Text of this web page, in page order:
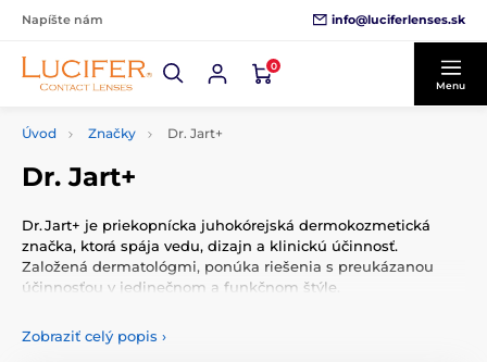
Napíšte nám info@luciferlenses.sk
0
Menu
Úvod Značky Dr. Jart+
Dr. Jart+
Dr. Jart+ je priekopnícka juhokórejská dermokozmetická
značka, ktorá spája vedu, dizajn a klinickú účinnosť.
Založená dermatológmi, ponúka riešenia s preukázanou
účinnosťou v jedinečnom a funkčnom štýle.
Filozofia značky
Zobraziť celý popis ›